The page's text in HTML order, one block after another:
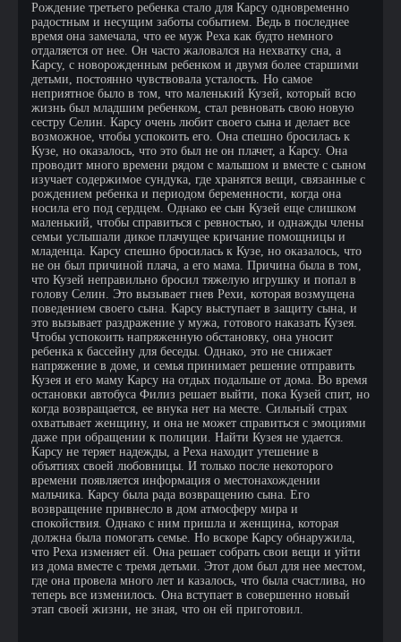
Рождение третьего ребенка стало для Карсу одновременно
радостным и несущим заботы событием. Ведь в последнее
время она замечала, что ее муж Реха как будто немного
отдаляется от нее. Он часто жаловался на нехватку сна, а
Карсу, с новорожденным ребенком и двумя более старшими
детьми, постоянно чувствовала усталость. Но самое
неприятное было в том, что маленький Кузей, который всю
жизнь был младшим ребенком, стал ревновать свою новую
сестру Селин. Карсу очень любит своего сына и делает все
возможное, чтобы успокоить его. Она спешно бросилась к
Кузе, но оказалось, что это был не он плачет, а Карсу. Она
проводит много времени рядом с малышом и вместе с сыном
изучает содержимое сундука, где хранятся вещи, связанные с
рождением ребенка и периодом беременности, когда она
носила его под сердцем. Однако ее сын Кузей еще слишком
маленький, чтобы справиться с ревностью, и однажды члены
семьи услышали дикое плачущее кричание помощницы и
младенца. Карсу спешно бросилась к Кузе, но оказалось, что
не он был причиной плача, а его мама. Причина была в том,
что Кузей неправильно бросил тяжелую игрушку и попал в
голову Селин. Это вызывает гнев Рехи, которая возмущена
поведением своего сына. Карсу выступает в защиту сына, и
это вызывает раздражение у мужа, готового наказать Кузея.
Чтобы успокоить напряженную обстановку, она уносит
ребенка к бассейну для беседы. Однако, это не снижает
напряжение в доме, и семья принимает решение отправить
Кузея и его маму Карсу на отдых подальше от дома. Во время
остановки автобуса Филиз решает выйти, пока Кузей спит, но
когда возвращается, ее внука нет на месте. Сильный страх
охватывает женщину, и она не может справиться с эмоциями
даже при обращении к полиции. Найти Кузея не удается.
Карсу не теряет надежды, а Реха находит утешение в
объятиях своей любовницы. И только после некоторого
времени появляется информация о местонахождении
мальчика. Карсу была рада возвращению сына. Его
возвращение привнесло в дом атмосферу мира и
спокойствия. Однако с ним пришла и женщина, которая
должна была помогать семье. Но вскоре Карсу обнаружила,
что Реха изменяет ей. Она решает собрать свои вещи и уйти
из дома вместе с тремя детьми. Этот дом был для нее местом,
где она провела много лет и казалось, что была счастлива, но
теперь все изменилось. Она вступает в совершенно новый
этап своей жизни, не зная, что он ей приготовил.